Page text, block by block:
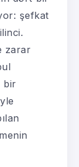
şefkat
zarar
bir